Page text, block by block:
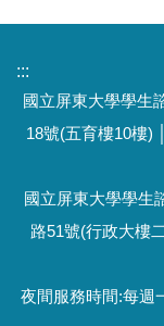
:::
國立屏東大學學生
18號(五育樓10樓)
國立屏東大學學生
路51號(行政大樓
夜間服務時間:每週